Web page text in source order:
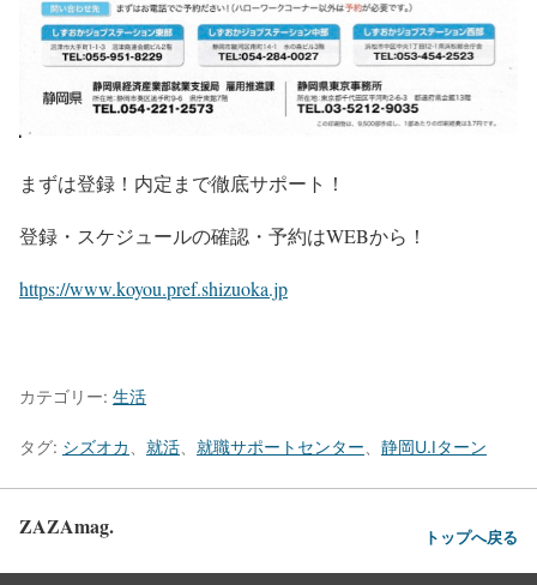
まずは登録！内定まで徹底サポート！
登録・スケジュールの確認・予約はWEBから！
https://www.koyou.pref.shizuoka.jp
カテゴリー: 生活
タグ: シズオカ 就活 就職サポートセンター 静岡U.Iターン
ZAZAmag. トップへ戻る